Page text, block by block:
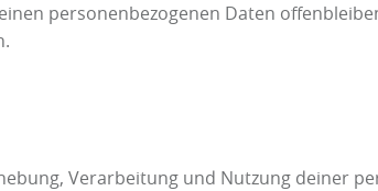
personenbezogenen Daten
Verarbeitung und Nutzung deiner